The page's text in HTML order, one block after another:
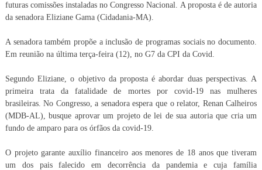
futuras comissões instaladas no Congresso Nacional. A proposta é de autoria
da senadora Eliziane Gama (Cidadania-MA).
A senadora também propõe a inclusão de programas sociais no documento.
Em reunião na última terça-feira (12), no G7 da CPI da Covid.
Segundo Eliziane, o objetivo da proposta é abordar duas perspectivas. A
primeira trata da fatalidade de mortes por covid-19 nas mulheres
brasileiras. No Congresso, a senadora espera que o relator, Renan Calheiros
(MDB-AL), busque aprovar um projeto de lei de sua autoria que cria um
fundo de amparo para os órfãos da covid-19.
O projeto garante auxílio financeiro aos menores de 18 anos que tiveram
um dos pais falecido em decorrência da pandemia e cuja família